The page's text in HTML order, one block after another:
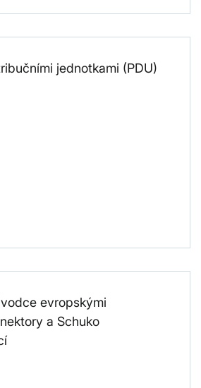
jednotkami (PDU)
evropskými
a Schuko